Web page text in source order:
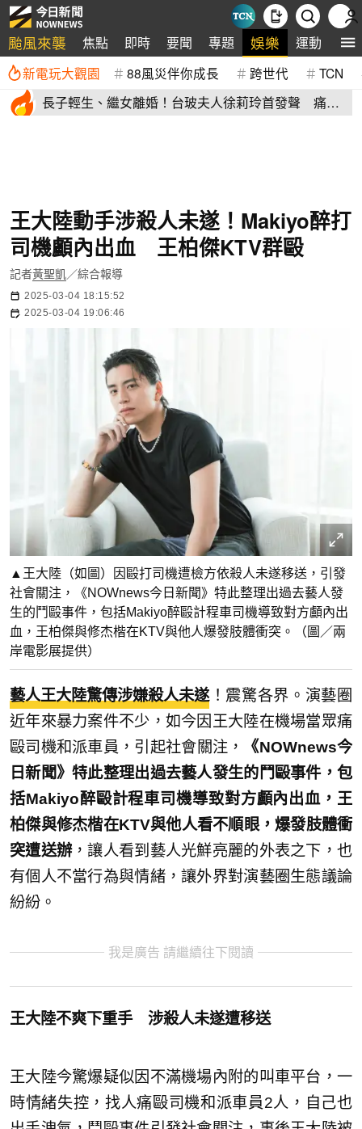
颱風來襲 焦點 即時 要聞 專題 娛樂 運動 全
新電玩大觀園 88風災伴你成長 跨世代 TCN
長子輕生、繼女離婚！台玻夫人徐莉玲首發聲 痛揭
王大陸動手涉殺人未遂！Makiyo醉打
司機顱內出血 王柏傑KTV群毆
記者黃聖凱／綜合報導
2025-03-04 18:15:52
2025-03-04 19:06:46
▲王大陸（如圖）因毆打司機遭檢方依殺人未遂移送，引發
社會關注，《NOWnews今日新聞》特此整理出過去藝人發
生的鬥毆事件，包括Makiyo醉毆計程車司機導致對方顱內出
血，王柏傑與修杰楷在KTV與他人爆發肢體衝突。（圖／兩
岸電影展提供）
藝人王大陸驚傳涉嫌殺人未遂！震驚各界。演藝圈
近年來暴力案件不少，如今因王大陸在機場當眾痛
毆司機和派車員，引起社會關注，
《NOWnews今
日新聞》特此整理出過去藝人發生的鬥毆事件，包
括Makiyo醉毆計程車司機導致對方顱內出血，王
柏傑與修杰楷在KTV與他人看不順眼，爆發肢體衝
突遭送辦，讓人看到藝人光鮮亮麗的外表之下，也
有個人不當行為與情緒，讓外界對演藝圈生態議論
紛紛。
我是廣告 請繼續往下閱讀
王大陸不爽下重手 涉殺人未遂遭移送
王大陸今驚爆疑似因不滿機場內附的叫車平台，一
時情緒失控，找人痛毆司機和派車員2人，自己也